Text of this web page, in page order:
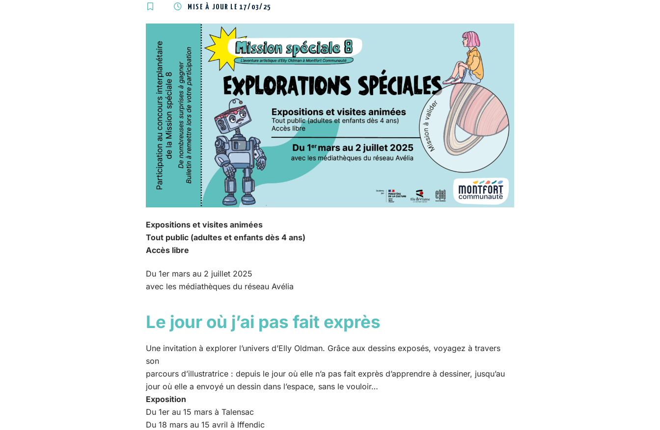
MISE À JOUR LE17/03/25
Expositions et visites animées
Tout public (adultes et enfants dès 4 ans)
Accès libre
Du 1er mars au 2 juillet 2025
avec les médiathèques du réseau Avélia
Le jour où j’ai pas fait exprès
Une invitation à explorer l’univers d’Elly Oldman. Grâce aux dessins exposés, voyagez à travers
son
parcours d’illustratrice : depuis le jour où elle n’a pas fait exprès d’apprendre à dessiner, jusqu’au
jour où elle a envoyé un dessin dans l’espace, sans le vouloir…
Exposition
Du 1er au 15 mars à Talensac
Du 18 mars au 15 avril à Iffendic